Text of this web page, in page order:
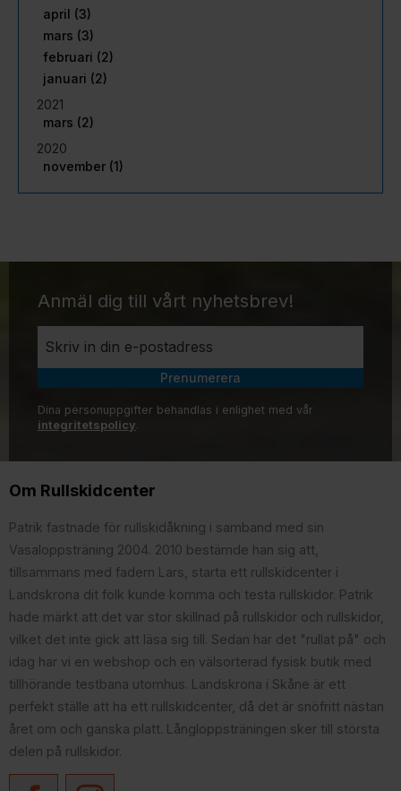
april (3)
mars (3)
februari (2)
januari (2)
2021
mars (2)
2020
november (1)
Anmäl dig till vårt nyhetsbrev!
Prenumerera
Dina personuppgifter behandlas i enlighet med vår
integritetspolicy.
Om Rullskidcenter
Patrik fastnade för rullskidåkning i samband med sin
Vasaloppsträning 2004. 2010 bestämde han sig att,
tillsammans med fadern Lars, starta ett rullskidcenter i
Landskrona dit folk kunde komma och testa rullskidor. Patrik
hade märkt att det var stor skillnad på rullskidor och rullskidor,
vilket det inte gick att läsa sig till. Sedan har det "rullat på" och
idag har vi en webshop och en välsorterad fysisk butik med
tillhörande testbana utomhus. Landskrona i Skåne är ett
perfekt ställe att ha ett rullskidcenter, då det är snöfritt nästan
året om och ganska platt. Långloppsträningen sker till största
delen på rullskidor.